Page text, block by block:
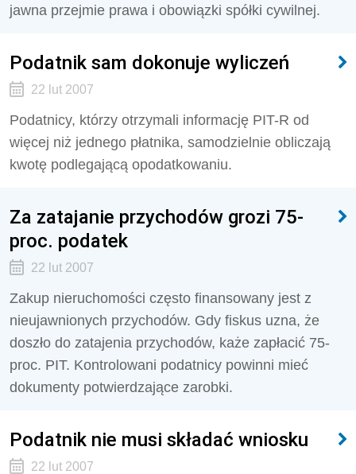
jawna przejmie prawa i obowiązki spółki cywilnej.
Podatnik sam dokonuje wyliczeń
22 lut 2007
Podatnicy, którzy otrzymali informację PIT-R od
więcej niż jednego płatnika, samodzielnie obliczają
kwotę podlegającą opodatkowaniu.
Za zatajanie przychodów grozi 75-
proc. podatek
22 lut 2007
Zakup nieruchomości często finansowany jest z
nieujawnionych przychodów. Gdy fiskus uzna, że
doszło do zatajenia przychodów, każe zapłacić 75-
proc. PIT. Kontrolowani podatnicy powinni mieć
dokumenty potwierdzające zarobki.
Podatnik nie musi składać wniosku
22 lut 2007